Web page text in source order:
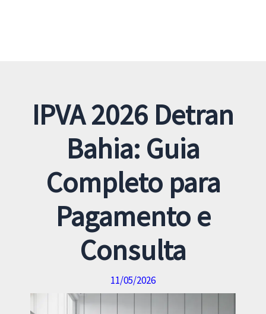
IPVA 2026 Detran
Bahia: Guia
Completo para
Pagamento e
Consulta
11/05/2026